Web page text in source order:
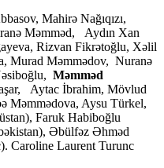
Mahirə Nağıqızı,
Məmməd, Aydın Xan
Rizvan Fikrətoğlu, Xəlil
Murad Məmmədov, Nuranə
Məmməd
Aytac İbrahim, Mövlud
Məmmədova, Aysu Türkel,
Faruk Habiboğlu
Əbülfəz Əhməd
Caroline Laurent Turunc